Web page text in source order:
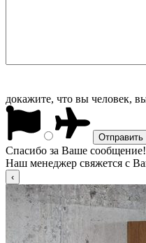
докажите, что вы человек,
Спасибо за Ваше сообщение!
Наш менеджер свяжется с